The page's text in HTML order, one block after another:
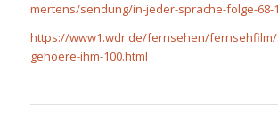
mertens/sendung/in-jeder-sprache-folge-68-
https://www1.wdr.de/fernsehen/
gehoere-ihm-100.html